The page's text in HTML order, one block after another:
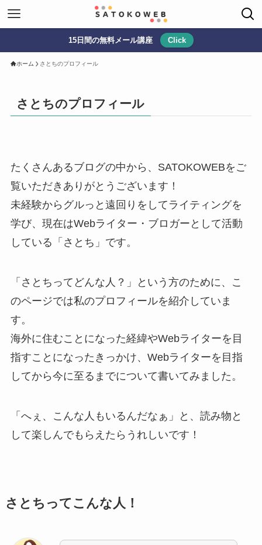
15日間の無料メール講座 Click
ホーム さとちのプロフィール
さとちのプロフィール
たくさんあるブログの中から、SATOKOWEBをご
覧いただきありがとうございます！
未経験からグルっと遠回りをしてライティングを
学び、現在はWebライター・ブロガーとして活動
している「さとち」です。
「さとちってどんな人？」という方のために、こ
のページでは私のプロフィールを紹介していま
す。
海外に住むことになった経緯やWebライターを目
指すことになったきっかけ、Webライターを目指
してから今に至るまでについて書いてみました。
「へぇ、こんな人もいるんだなぁ」と、読み物と
して楽しんでもらえたらうれしいです！
さとちってこんな人！